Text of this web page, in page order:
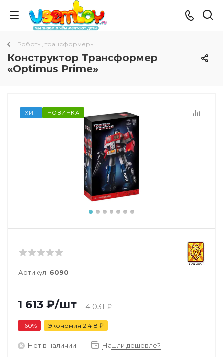
Роботы, трансформеры
Конструктор Трансформер
«Optimus Prime»
ХИТ НОВИНКА
Артикул: 6090
1 613 ₽/шт 4 031₽
-60% Экономия 2 418 ₽
Нет в наличии Нашли дешевле?